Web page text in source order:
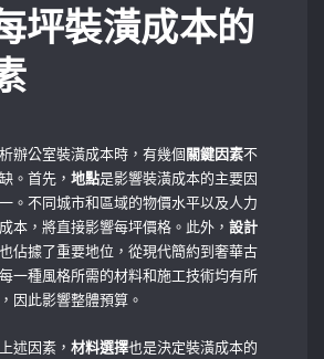
坪裝潢成本的
辦公室裝潢成本時，有幾個關鍵因素不
。首先， 地點是影響裝潢成本的主要因
。不同城市和區域的物價水平以及人力
本，將直接影響每坪價格。此外， 設計
也佔據了重要地位，從現代簡約到奢華古
一種風格所需的材料和施工技術均有所
因此影響整體預算。
述因素， 材料選擇也是決定裝潢成本的